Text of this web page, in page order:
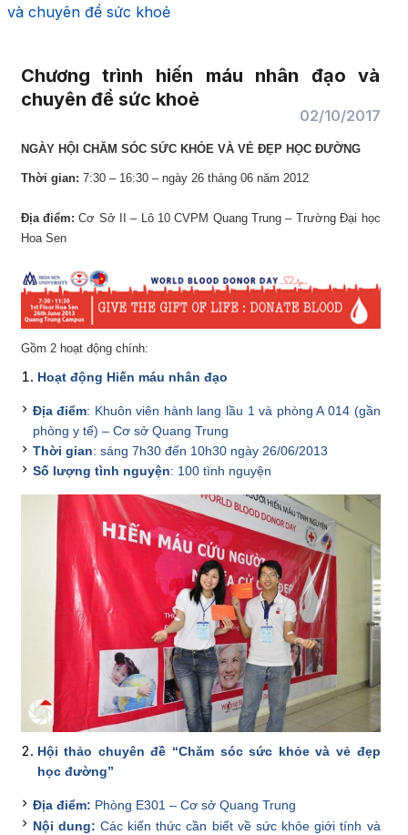
và chuyên đề sức khoẻ
Chương trình hiến máu nhân đạo và
chuyên đề sức khoẻ
02/10/2017
NGÀY HỘI CHĂM SÓC SỨC KHỎE VÀ VẺ ĐẸP HỌC ĐƯỜNG
Thời gian: 7:30 – 16:30 – ngày 26 tháng 06 năm 2012
Địa điểm: Cơ Sở II – Lô 10 CVPM Quang Trung – Trường Đại học
Hoa Sen
Gồm 2 hoạt động chính:
Hoạt động Hiến máu nhân đạo
Địa điểm: Khuôn viên hành lang lầu 1 và phòng A 014 (gần
phòng y tế) – Cơ sở Quang Trung
Thời gian: sáng 7h30 đến 10h30 ngày 26/06/2013
Số lượng tình nguyện: 100 tình nguyện
Hội thảo chuyên đề “Chăm sóc sức khỏe và vẻ đẹp
học đường”
Địa điểm: Phòng E301 – Cơ sở Quang Trung
Nội dung: Các kiến thức cần biết về sức khỏe giới tính và